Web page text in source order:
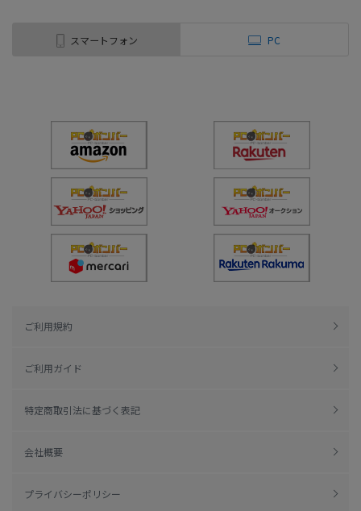
スマートフォン PC
ご利用規約
ご利用ガイド
特定商取引法に基づく表記
会社概要
プライバシーポリシー